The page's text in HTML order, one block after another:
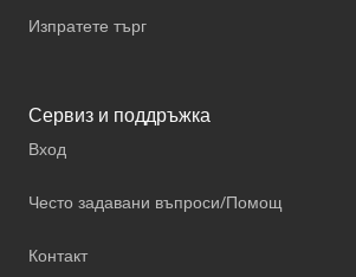
Изпратете търг
Сервиз и поддръжка
Вход
Често задавани въпроси/Помощ
Контакт